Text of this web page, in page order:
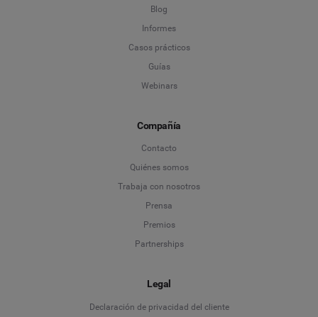
Blog
Informes
Casos prácticos
Guías
Webinars
Compañía
Contacto
Quiénes somos
Trabaja con nosotros
Prensa
Premios
Partnerships
Legal
Declaración de privacidad del cliente